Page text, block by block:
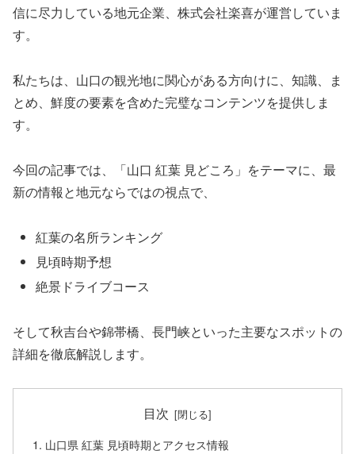
信に尽力している地元企業、株式会社楽喜が運営していま
す。
私たちは、山口の観光地に関心がある方向けに、知識、ま
とめ、鮮度の要素を含めた完璧なコンテンツを提供しま
す。
今回の記事では、「山口 紅葉 見どころ」をテーマに、最
新の情報と地元ならではの視点で、
紅葉の名所ランキング
見頃時期予想
絶景ドライブコース
そして秋吉台や錦帯橋、長門峡といった主要なスポットの
詳細を徹底解説します。
目次
山口県 紅葉 見頃時期とアクセス情報